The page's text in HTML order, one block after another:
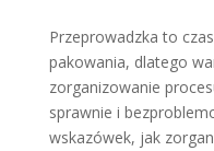
Przeprowadzka to
pakowania, dlatego
zorganizowanie
sprawnie i
wskazówek, jak